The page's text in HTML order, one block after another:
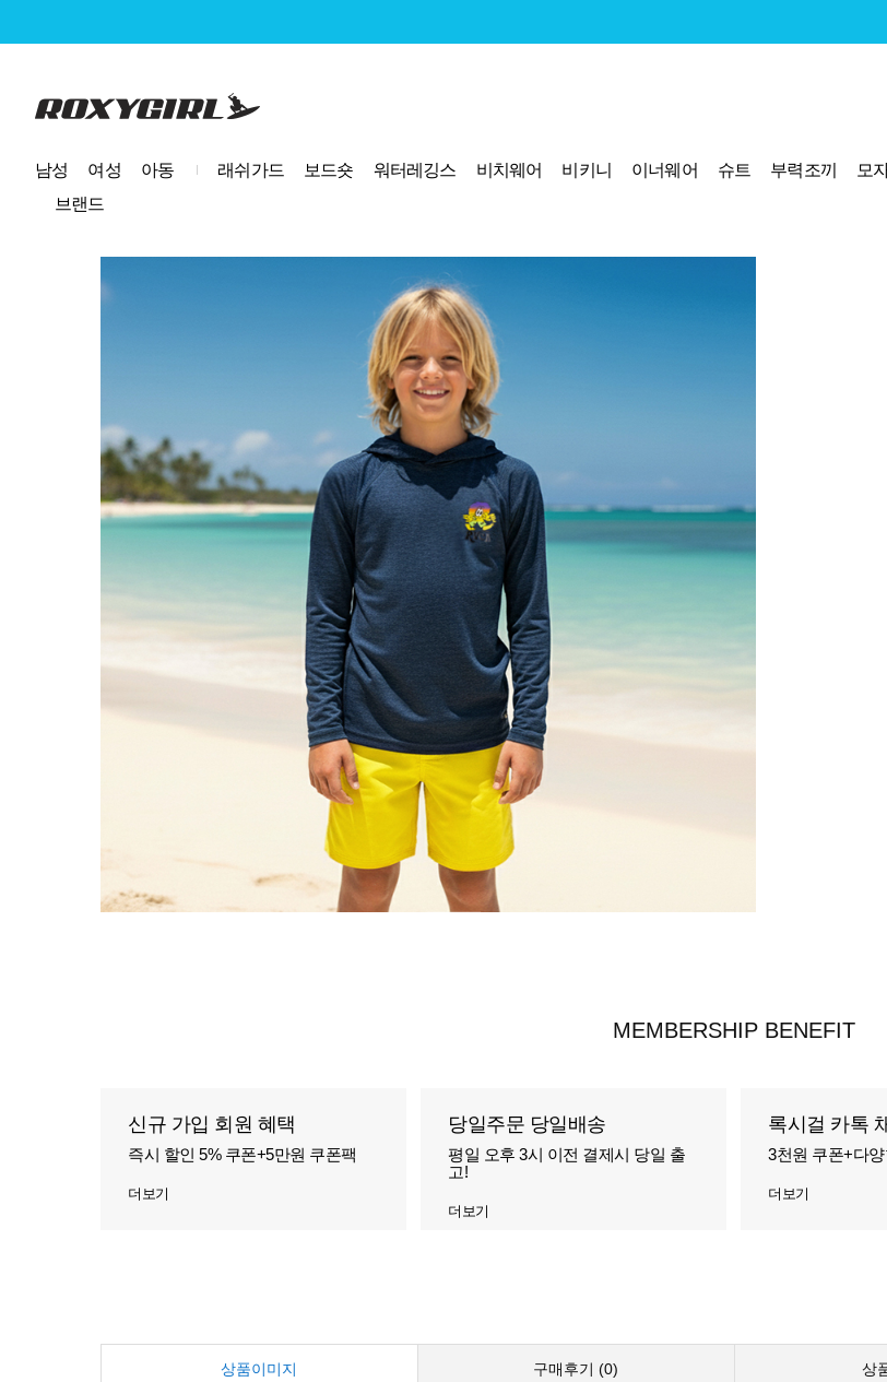
로고
남성 여성 아동 래쉬가드 보드숏 워터레깅스 비치웨어 비키니 이너웨어 슈트 부력조끼 모
브랜드
MEMBERSHIP BENEFIT
신규 가입 회원 혜택
즉시 할인 5% 쿠폰+5만원 쿠폰팩
더보기
당일주문 당일배송
평일 오후 3시 이전 결제시 당일 출
고!
더보기
록시걸 카톡
3천원 쿠폰+다양
더보기
상품이미지 구매후기 (0) 상